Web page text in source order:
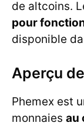
de altcoins.
pour
disponible
Aperçu
Phemex est
monnaies au